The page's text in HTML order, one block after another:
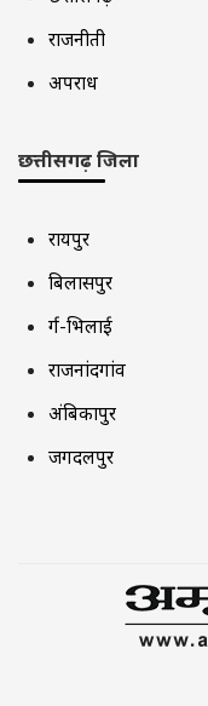
राजनीती
अपराध
छत्तीसगढ़ जिला
रायपुर
बिलासपुर
दुर्ग-भिलाई
राजनांदगांव
अंबिकापुर
जगदलपुर